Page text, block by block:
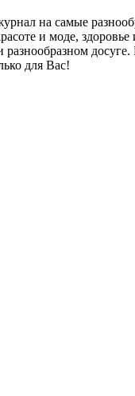
на самые
и моде,
досуге.
для Вас!